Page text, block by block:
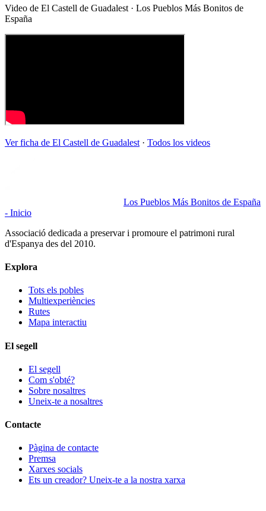
Video de El Castell de Guadalest · Los Pueblos Más Bonitos de
España
Ver ficha de El Castell de Guadalest · Todos los videos
Los Pueblos Más Bonitos de España
- Inicio
Associació dedicada a preservar i promoure el patrimoni rural
d'Espanya des del 2010.
Explora
Tots els pobles
Multiexperiències
Rutes
Mapa interactiu
El segell
El segell
Com s'obté?
Sobre nosaltres
Uneix-te a nosaltres
Contacte
Pàgina de contacte
Premsa
Xarxes socials
Ets un creador? Uneix-te a la nostra xarxa